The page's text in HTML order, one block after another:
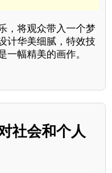
，将观众带入一个梦
计华美细腻，特效技
一幅精美的画作。
社会和个人